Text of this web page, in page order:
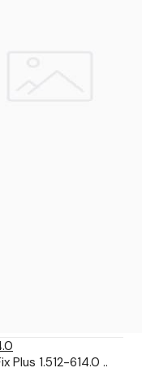
Plus 1.512-614.0 ..